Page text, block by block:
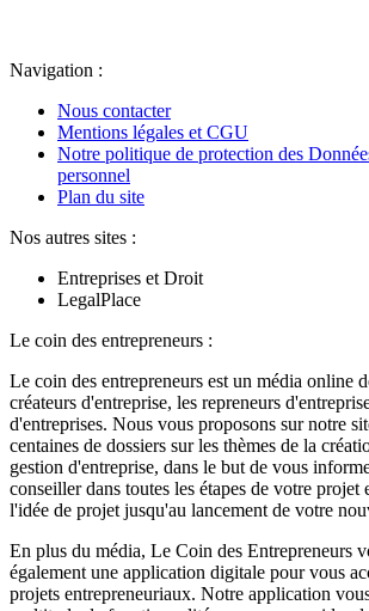
Navigation :
Nous contacter
Mentions légales et CGU
Notre politique de protection des
personnel
Plan du site
Nos autres sites :
Entreprises et Droit
LegalPlace
Le coin des entrepreneurs :
Le coin des entrepreneurs est un média online
créateurs d'entreprise, les repreneurs
d'entreprises. Nous vous proposons sur notre
centaines de dossiers sur les thèmes de la
gestion d'entreprise, dans le but de vous
conseiller dans toutes les étapes de votre projet
l'idée de projet jusqu'au lancement de votre
En plus du média, Le Coin des Entrepreneurs
également une application digitale pour vous
projets entrepreneuriaux. Notre application